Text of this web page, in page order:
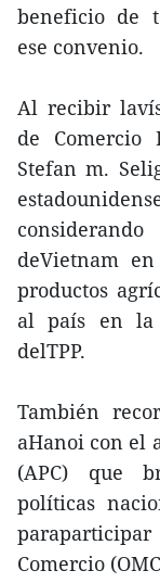
beneficio de
ese convenio.
Al recibir
de Comercio
Stefan m.
deVietnam
productos
al país en la
delTPP.
También
aHanoi con el
(APC) que
políticas
Comercio